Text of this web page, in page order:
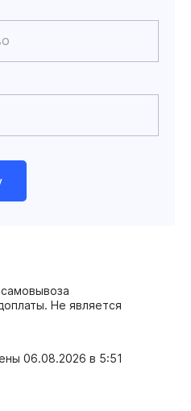
Не является
06.08.2026 в 5:51